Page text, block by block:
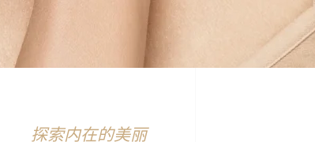
探索内在的美丽